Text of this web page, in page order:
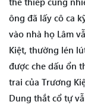
ông đã lấy cô ca
vào nhà họ Lâm
Kiệt, thường lén
được che dấu ổn
trai của Trương
Dung thắt cổ tự